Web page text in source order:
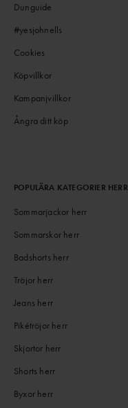
Dunguide
#yesjohnells
Cookies
Köpvillkor
Kampanjvillkor
Ångra ditt köp
POPULÄRA KATEGORIER HERR
Sommarjackor herr
Sommarskor herr
Badshorts herr
Tröjor herr
Jeans herr
Pikétröjor herr
Skjortor herr
Shorts herr
Byxor herr